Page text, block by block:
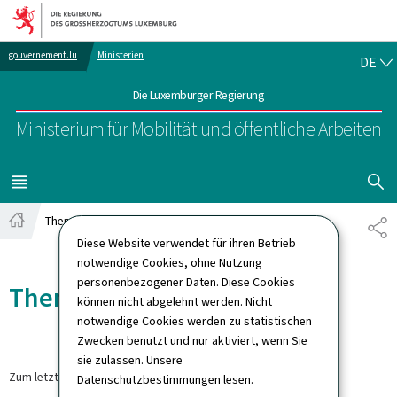
Diese Website verwendet für ihren Betrieb
notwendige Cookies, ohne Nutzung
personenbezogener Daten. Diese Cookies
können nicht abgelehnt werden. Nicht
notwendige Cookies werden zu statistischen
Zwecken benutzt und nur aktiviert, wenn Sie
sie zulassen. Unsere
Datenschutzbestimmungen lesen.
Zur Hauptnavigation
Zum Inhalt
gouvernement.lu Ministerien
Die Luxemburger Regierung
Ministerium für Mobilität und öffentliche Arbeiten
DE
MENÜ
HAUPT-
Startseite
Themen
Themen
Zum letzten Mal aktualisiert am21.05.2025